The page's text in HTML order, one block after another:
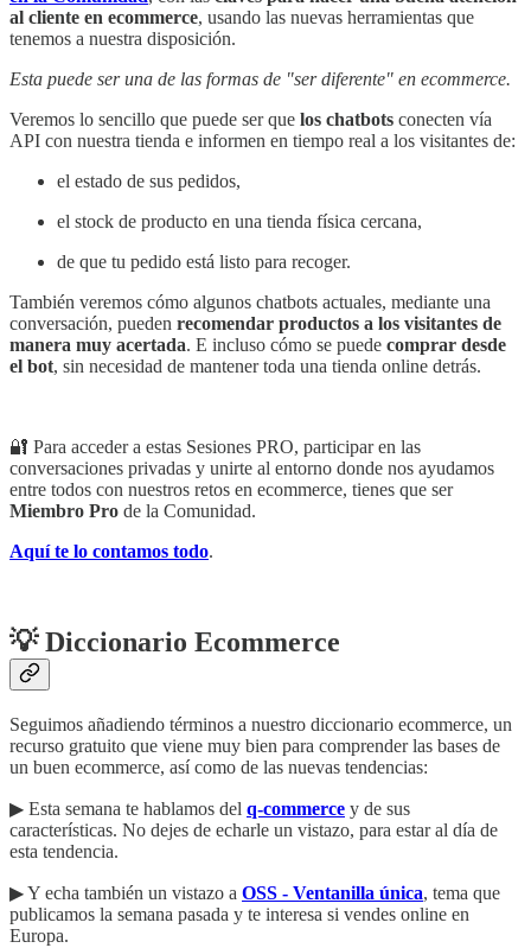
al cliente en ecommerce, usando las nuevas herramientas que
tenemos a nuestra disposición.
Esta puede ser una de las formas de "ser diferente" en ecommerce.
Veremos lo sencillo que puede ser que los chatbots conecten vía
API con nuestra tienda e informen en tiempo real a los visitantes de:
el estado de sus pedidos,
el stock de producto en una tienda física cercana,
de que tu pedido está listo para recoger.
También veremos cómo algunos chatbots actuales, mediante una
conversación, pueden recomendar productos a los visitantes de
manera muy acertada. E incluso cómo se puede comprar desde
el bot, sin necesidad de mantener toda una tienda online detrás.
🔐 Para acceder a estas Sesiones PRO, participar en las
conversaciones privadas y unirte al entorno donde nos ayudamos
entre todos con nuestros retos en ecommerce, tienes que ser
Miembro Pro de la Comunidad.
Aquí te lo contamos todo.
💡 Diccionario Ecommerce
Seguimos añadiendo términos a nuestro diccionario ecommerce, un
recurso gratuito que viene muy bien para comprender las bases de
un buen ecommerce, así como de las nuevas tendencias:
▶︎ Esta semana te hablamos del q-commerce y de sus
características. No dejes de echarle un vistazo, para estar al día de
esta tendencia.
▶︎ Y echa también un vistazo a OSS - Ventanilla única, tema que
publicamos la semana pasada y te interesa si vendes online en
Europa.